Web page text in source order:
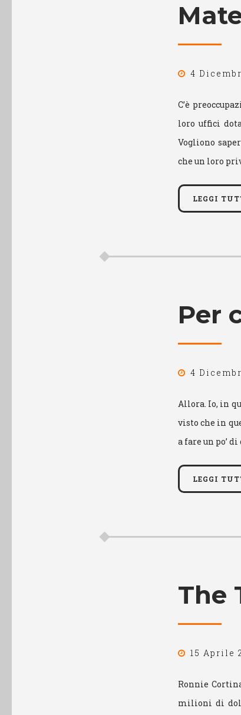
4
C’è
loro uffici
Vogliono
che un loro
LEGGI
Per
4
Allora. Io, in
visto che in
a fare un po’
LEGGI
The
15 Aprile
Ronnie
milioni di